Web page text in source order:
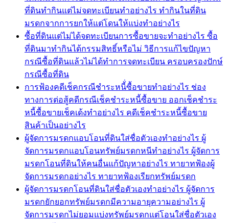
ที่ดินทำกินแต่ไม่จดทะเบียนทำอย่างไร ทำกินในที่ดิน
มรดกจากการยกให้แต่โดนให้แบ่งทำอย่างไร
ซื้อที่ดินแต่ไม่ได้จดทะเบียนการซื้อขายจะทำอย่างไร ซื้อ
ที่ดินมาทำกินได้กรรมสิทธิ์หรือไม่ วิธีการแก้ไขปัญหา
กรณีซื้อที่ดินแล้วไม่ได้ทำการจดทะเบียน ครอบครองปักษ์
กรณีซื้อที่ดิน
การฟ้องคดีเช็คกรณีชำระหนี้่ซื้อขายทำอย่างไร ช่อง
ทางการต่อสู้คดีกรณีเช็คชำระหนี้ซื้อขาย ออกเช็คชำระ
หนี้ซื้อขายเช็คเด้งทำอย่างไร คดีเช็คชำระหนี้ซื้อขาย
สินค้าเป็นอย่างไร
ผู้จัดการมรดกแอบโอนที่ดินใส่ชื่อตัวเองทำอย่างไร ผู้
จัดการมรดกแอบโอนทรัพย์มรดกหนีทำอย่างไร ผู้จัดการ
มรดกโอนที่ดินให้คนอื่นแก้ปัญหาอย่างไร ทายาทฟ้องผู้
จัดการมรดกอย่างไร ทายาทฟ้องเรียกทรัพย์มรดก
ผู้จัดการมรดกโอนที่ดินใส่ชื่อตัวเองทำอย่างไร ผู้จัดการ
มรดกยักยอกทรัพย์มรดกมีความอายุความอย่างไร ผู้
จัดการมรดกไม่ยอมแบ่งทรัพย์มรดกแต่โอนใส่ชื่อตัวเอง